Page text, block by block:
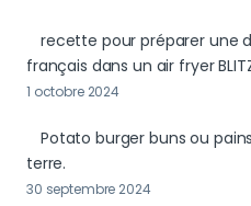
recette pour préparer une
français dans un air fryer
1 octobre 2024
Potato burger buns ou
terre.
30 septembre 2024